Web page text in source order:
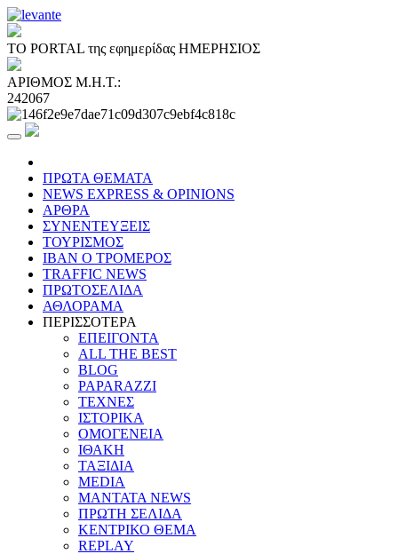
ΤΟ PORTAL της εφημερίδας ΗΜΕΡΗΣΙΟΣ
ΑΡΙΘΜΟΣ Μ.Η.Τ.:
242067
ΠΡΩΤΑ ΘΕΜΑΤΑ
NEWS EXPRESS & OPINIONS
ΑΡΘΡΑ
ΣΥΝΕΝΤΕΥΞΕΙΣ
ΤΟΥΡΙΣΜΟΣ
ΙΒΑΝ Ο ΤΡΟΜΕΡΟΣ
TRAFFIC NEWS
ΠΡΩΤΟΣΕΛΙΔΑ
ΑΘΛΟΡΑΜΑ
ΠΕΡΙΣΣΟΤΕΡΑ
ΕΠΕΙΓΟΝΤΑ
ALL THE BEST
BLOG
PAPARAZZI
ΤΕΧΝΕΣ
ΙΣΤΟΡΙΚΑ
ΟΜΟΓΕΝΕΙΑ
ΙΘΑΚΗ
ΤΑΞΙΔΙΑ
MEDIA
MANTATA NEWS
ΠΡΩΤΗ ΣΕΛΙΔΑ
ΚΕΝΤΡΙΚΟ ΘΕΜΑ
REPLAY